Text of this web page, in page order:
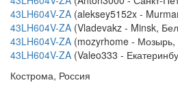
43LH604V-ZA (aleksey5152x -
43LH604V-ZA (Vladevakz - Minsk,
43LH604V-ZA (mozyrhome - Мозырь,
43LH604V-ZA (Valeo333 -
Кострома, Россия